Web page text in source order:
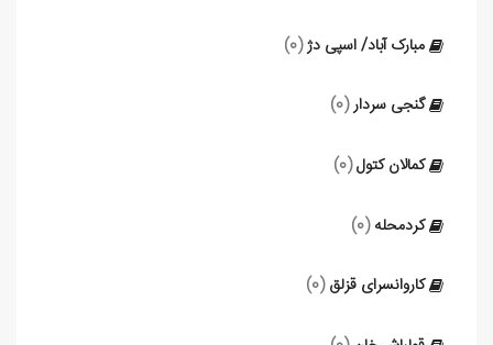
مبارک آباد/ اسپی دژ(0)
گنجی سردار(0)
کمالان کتول(0)
کردمحله (0)
کاروانسرای قزلق (0)